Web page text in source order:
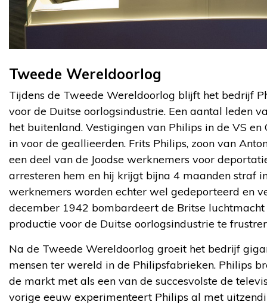
Tweede Wereldoorlog
Tijdens de Tweede Wereldoorlog blijft het bedrijf
voor de Duitse oorlogsindustrie. Een aantal leden
het buitenland. Vestigingen van Philips in de VS
in voor de geallieerden. Frits Philips, zoon van
een deel van de Joodse werknemers voor
arresteren hem en hij krijgt bijna 4 maanden straf
werknemers worden echter wel gedeporteerd en
december 1942 bombardeert de Britse
productie voor de Duitse oorlogsindustrie te
Na de Tweede Wereldoorlog groeit het bedrijf
mensen ter wereld in de Philipsfabrieken. Philips
de markt met als een van de succesvolste de
vorige eeuw experimenteert Philips al met